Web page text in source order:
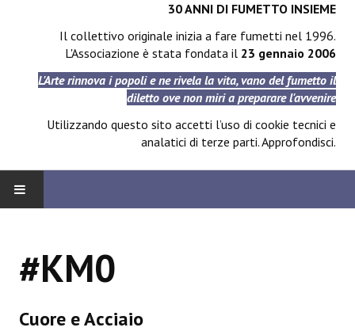
30 ANNI DI FUMETTO INSIEME
Il collettivo originale inizia a fare fumetti nel 1996.
L'Associazione è stata fondata il 23 gennaio 2006
L'Arte rinnova i popoli e ne rivela la vita, vano del fumetto il
diletto ove non miri a preparare l'avvenire
Utilizzando questo sito accetti l’uso di cookie tecnici e
analatici di terze parti.Approfondisci.
BOARD
#KM0
Cuore e Acciaio